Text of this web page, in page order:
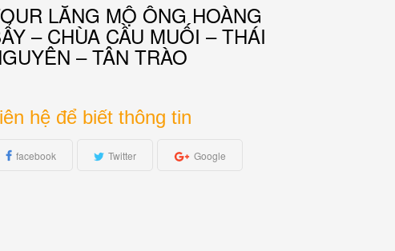
LĂNG MỘ ÔNG HOÀNG
– CHÙA CẦU MUỐI – THÁI
– TÂN TRÀO
hệ để biết thông tin
facebook Twitter Google